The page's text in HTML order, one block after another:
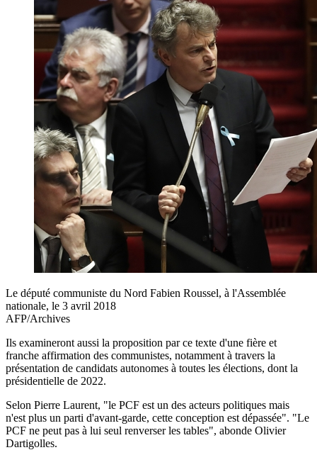
Le député communiste du Nord Fabien Roussel, à l'Assemblée
nationale, le 3 avril 2018
AFP/Archives
Ils examineront aussi la proposition par ce texte d'une fière et
franche affirmation des communistes, notamment à travers la
présentation de candidats autonomes à toutes les élections, dont la
présidentielle de 2022.
Selon Pierre Laurent, "le PCF est un des acteurs politiques mais
n'est plus un parti d'avant-garde, cette conception est dépassée". "Le
PCF ne peut pas à lui seul renverser les tables", abonde Olivier
Dartigolles.